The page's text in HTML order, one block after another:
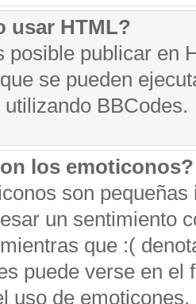
usar HTML?
posible publicar en
se pueden
BBCodes.
los emoticonos?
son
un sentimiento
que :(
puede verse en el
uso de